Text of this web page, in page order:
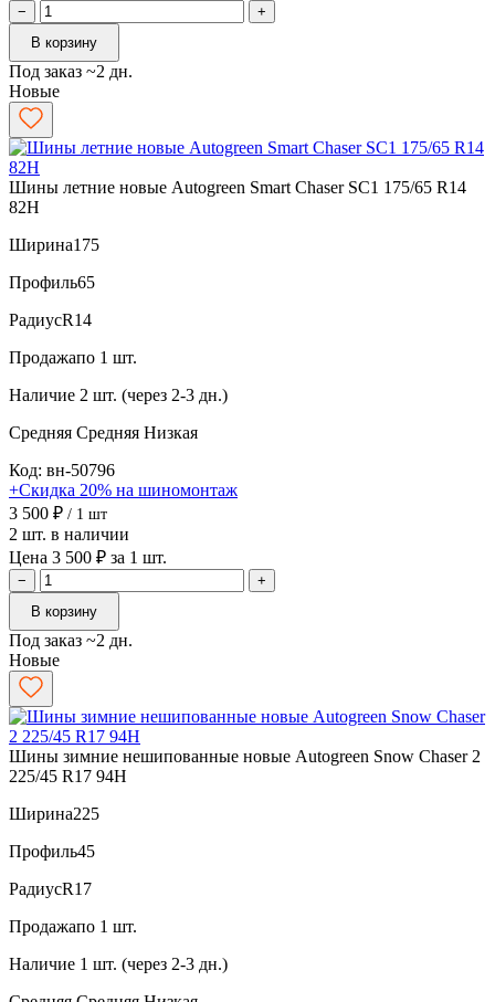
−
+
В корзину
Под заказ ~2 дн.
Новые
Шины летние новые Autogreen Smart Chaser SC1 175/65 R14
82H
Ширина175
Профиль65
РадиусR14
Продажапо 1 шт.
Наличие 2 шт. (через 2-3 дн.)
Средняя Средняя Низкая
Код: вн-50796
+Скидка 20% на шиномонтаж
3 500 ₽ / 1 шт
2 шт. в наличии
Цена 3 500 ₽ за 1 шт.
−
+
В корзину
Под заказ ~2 дн.
Новые
Шины зимние нешипованные новые Autogreen Snow Chaser 2
225/45 R17 94H
Ширина225
Профиль45
РадиусR17
Продажапо 1 шт.
Наличие 1 шт. (через 2-3 дн.)